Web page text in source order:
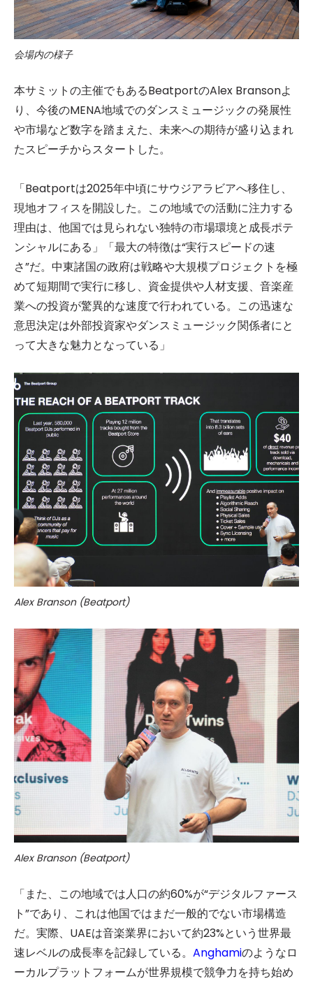
会場内の様子
本サミットの主催でもあるBeatportのAlex Bransonよ
り、今後のMENA地域でのダンスミュージックの発展性
や市場など数字を踏まえた、未来への期待が盛り込まれ
たスピーチからスタートした。
「Beatportは2025年中頃にサウジアラビアへ移住し、
現地オフィスを開設した。この地域での活動に注力する
理由は、他国では見られない独特の市場環境と成長ポテ
ンシャルにある」
「最大の特徴は“実行スピードの速
さ”だ。中東諸国の政府は戦略や大規模プロジェクトを極
めて短期間で実行に移し、資金提供や人材支援、音楽産
業への投資が驚異的な速度で行われている。この迅速な
意思決定は外部投資家やダンスミュージック関係者にと
って大きな魅力となっている」
Alex Branson (Beatport)
Alex Branson (Beatport)
「また、この地域では人口の約60%が“デジタルファース
ト”であり、これは他国ではまだ一般的でない市場構造
だ。実際、UAEは音楽業界において約23%という世界最
速レベルの成長率を記録している。 Anghamiのようなロ
ーカルプラットフォームが世界規模で競争力を持ち始め